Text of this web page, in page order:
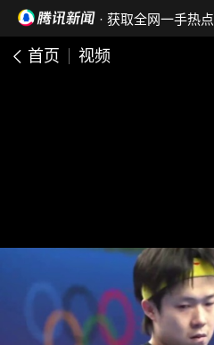
· 获取全网一手热点
首页 视频